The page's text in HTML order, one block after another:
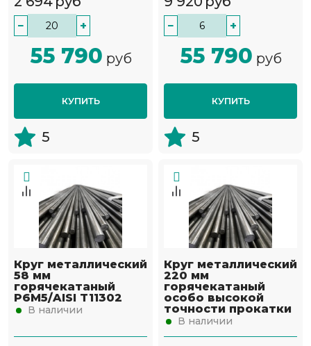
− +
55 790 руб
КУПИТЬ
5
− +
55 790 руб
КУПИТЬ
5
Круг металлический
58 мм
горячекатаный
Р6М5/AISI T11302
В наличии
Круг металлический
220 мм
горячекатаный
особо высокой
точности прокатки
В наличии